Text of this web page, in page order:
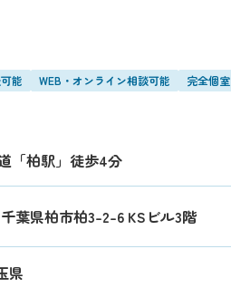
能 WEB・オンライン相談可能 完全個室
「柏駅」徒歩4分
葉県柏市柏3-2-6 KSビル3階
県